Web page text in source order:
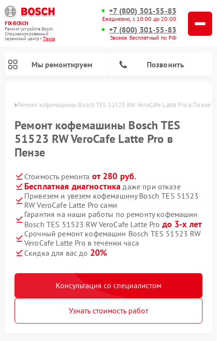
FIX-BOSCH
Ремонт устройств Bosch
Специализированный
cервисный центр г.Пенза
+7 (800) 301-55-83
Ежедневно, с 10:00 до 20:00
+7 (800) 301-55-83
Звонок бесплатный по РФ
Мы ремонтируем Позвонить
Ремонт кофемашины Bosch TES 51523 RW VeroCafe Latte Pro в Пензе
Ремонт кофемашины Bosch TES
51523 RW VeroCafe Latte Pro в
Пензе
Стоимость ремонта от 280 руб.
Бесплатная диагностика даже при отказе
Привезем и увезем кофемашину Bosch TES 51523
RW VeroCafe Latte Pro сами
Гарантия на наши работы по ремонту кофемашин
Bosch TES 51523 RW VeroCafe Latte Pro до 3-х лет
Срочный ремонт кофемашин Bosch TES 51523 RW
VeroCafe Latte Pro в течении часа
Скидка для вас до 20%
Консультация со специалистом
Узнать стоимость работ